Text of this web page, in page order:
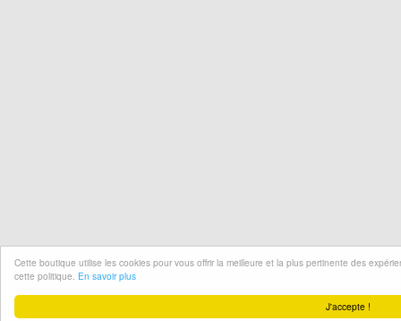
J'accepte !
Cette boutique utilise les cookies pour vous offrir la meilleure et la plus pertinente des
cette politique. En savoir plus